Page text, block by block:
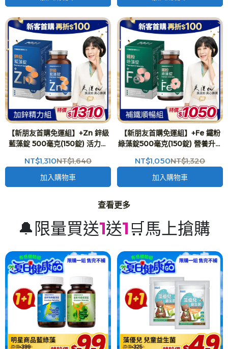
【新朋友首購免運組】+Zn 鋅級
藍藻錠 500毫克(150錠) 活力強
NT$1,310NT$1,640
加入購物車
【新朋友首購免運組】+Fe 鐵粉
綠藻錠500毫克(150錠) 營養升級
NT$1,050NT$1,320
加入購物車
查看更多
🔔限量買送1送1 🛒馬上搶購